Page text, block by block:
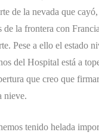
de la nevada que
de la frontera con
Pese a ello el estado
del Hospital está a
que creo que
nieve.
tenido helada